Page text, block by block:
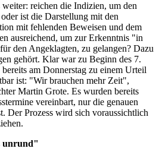
reichen die Indizien, um den
ist die Darstellung mit den
mit fehlenden Beweisen und dem
ausreichend, um zur Erkenntnis "in
den Angeklagten, zu gelangen? Dazu
gehört. Klar war zu Beginn des 7.
bereits am Donnerstag zu einem Urteil
ist: "Wir brauchen mehr Zeit",
Martin Grote. Es wurden bereits
vereinbart, nur die genauen
Der Prozess wird sich voraussichtlich
unrund"